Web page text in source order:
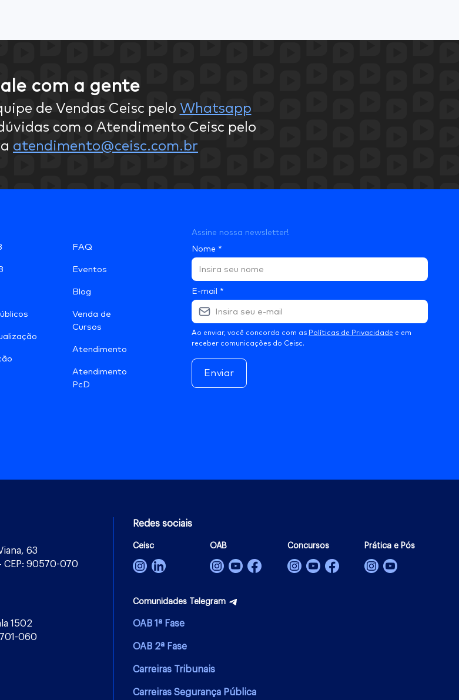
com a gente
de Vendas Ceisc pelo Whatsapp
com o Atendimento Ceisc pelo
atendimento@ceisc.com.br
FAQ
Eventos
Blog
Venda de
Cursos
Atendimento
Atendimento
PcD
Assine nossa newsletter!
Nome *
E-mail *
Ao enviar, você concorda com as Políticas de Privacidade e em
receber comunicações do Ceisc.
Enviar
63
CEP: 90570-070
1502
060
Redes sociais
Ceisc OAB Concursos Prática e Pós
Comunidades Telegram
OAB 1ª Fase
OAB 2ª Fase
Carreiras Tribunais
Carreiras Segurança Pública